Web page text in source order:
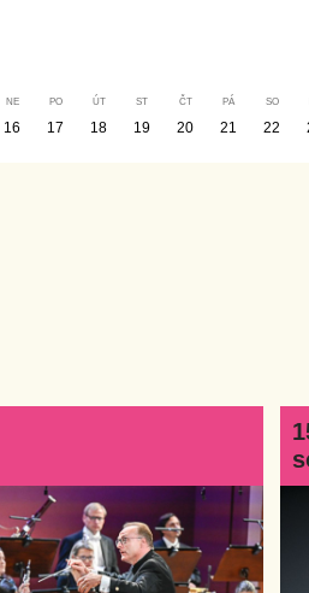
16 17 18 19 20 21 22